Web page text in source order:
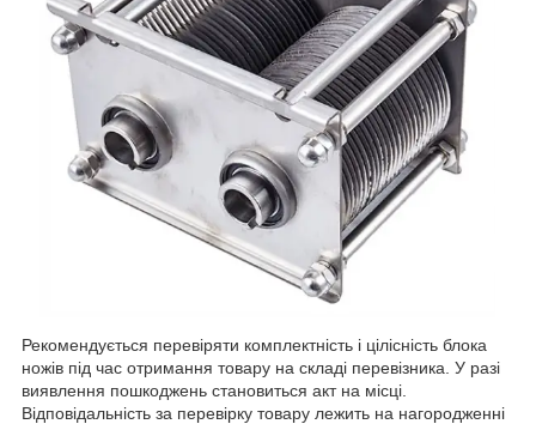
Рекомендується перевіряти комплектність і цілісність блока
ножів під час отримання товару на складі перевізника. У разі
виявлення пошкоджень становиться акт на місці.
Відповідальність за перевірку товару лежить на нагородженні